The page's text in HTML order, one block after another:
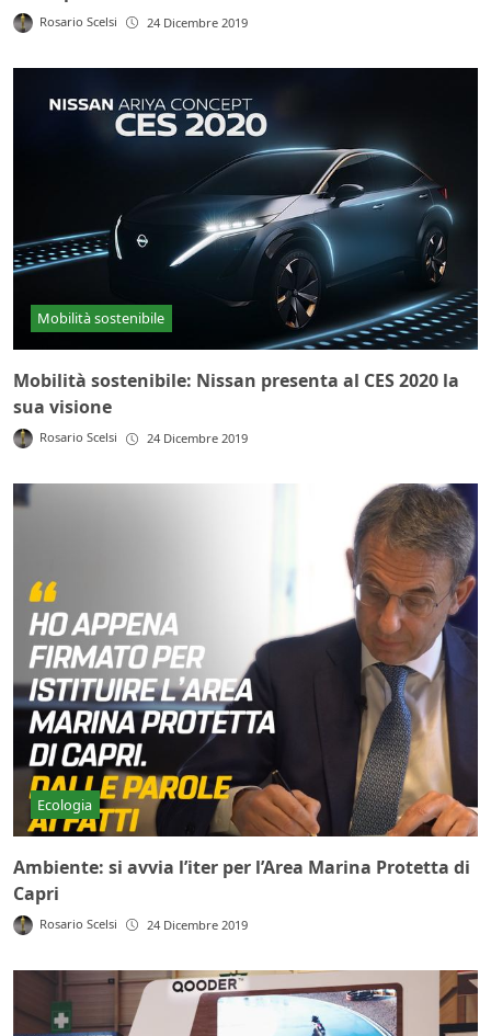
Rosario Scelsi 24 Dicembre 2019
Mobilità sostenibile
Mobilità sostenibile: Nissan presenta al CES 2020 la
sua visione
Rosario Scelsi 24 Dicembre 2019
Ecologia
Ambiente: si avvia l’iter per l’Area Marina Protetta di
Capri
Rosario Scelsi 24 Dicembre 2019